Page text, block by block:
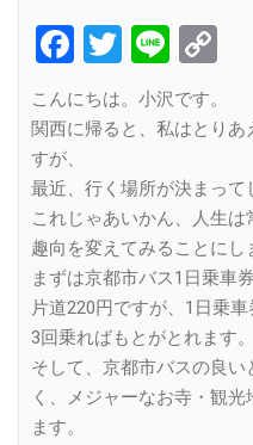
Facebook
Twitter
Line
こんにちは。小沢です。
関西に帰ると、私はとり
すが、
最近、行く場所が決まって
これじゃあいかん、人生
趣向を変えてみることにし
まずは京都市バス1日乗車
片道220円ですが、1日乗車
3回乗ればもとがとれます。
そして、京都市バスの良
く、メジャーなお寺・観
ます。